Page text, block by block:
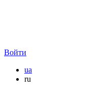
Войти
ua
ru